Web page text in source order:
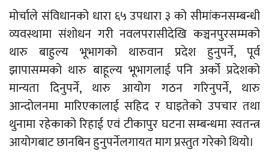
मोर्चाले संविधानको धारा ६५ उपधारा ३ को सीमांकनसम्बन्धी
व्यवस्थामा संशोधन गरी नवलपरासीदेखि कञ्चनपुरसम्मको
थारु बाहुल्य भूभागको थारुवान प्रदेश हुनुपर्ने, पूर्व
झापासम्मको थारु बाहूल्य भूभागलाई पनि अर्को प्रदेशको
मान्यता दिनुपर्ने, थारु आयोग गठन गरिनुपर्ने, थारु
आन्दोलनमा मारिएकालाई सहिद र घाइतेको उपचार तथा
थुनामा रहेकाको रिहाई एवं टीकापुर घटना सम्बन्धमा स्वतन्त्र
आयोगबाट छानबिन हुनुपर्नेलगायत माग प्रस्तुत गरेको थियो।